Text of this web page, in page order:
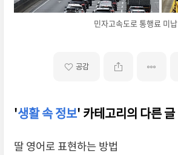
민자고속도로 통행료 미납
공감
'생활 속 정보' 카테고리의 다른 글
딸 영어로 표현하는 방법